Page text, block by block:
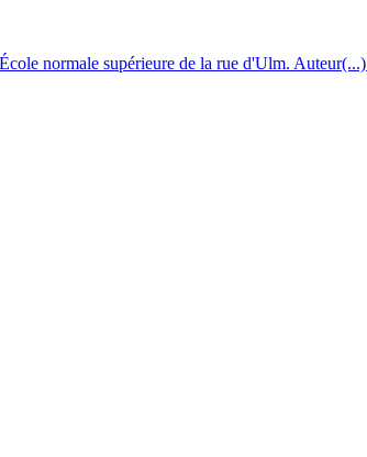
normale supérieure de la rue d'Ulm. Auteur(...)